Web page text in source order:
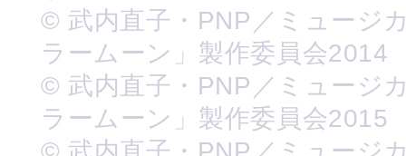
© 武内直子・PNP／ミュージ
ラームーン」製作委員会2014
© 武内直子・PNP／ミュージ
ラームーン」製作委員会2015